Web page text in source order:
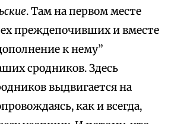
. Там на первом месте
преждепочивших и вместе
к нему”
сродников. Здесь
выдвигается на
как и всегда,